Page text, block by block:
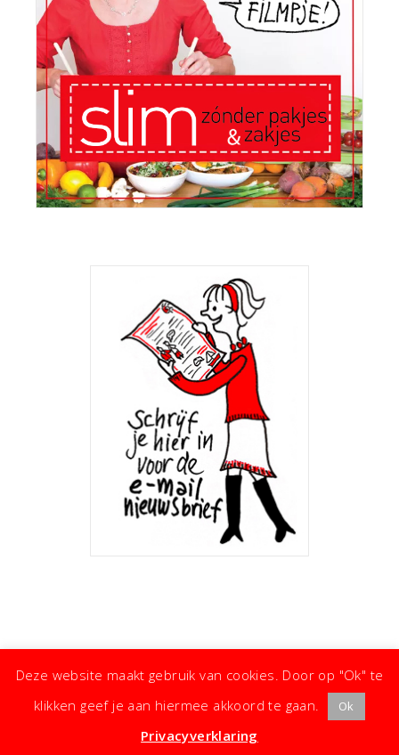
Koken met Karin· Kleine moeite, groot effect ·
Deze website maakt gebruik van cookies. Door op "Ok" te
klikken geef je aan hiermee akkoord te gaan.
Ok
Privacyverklaring